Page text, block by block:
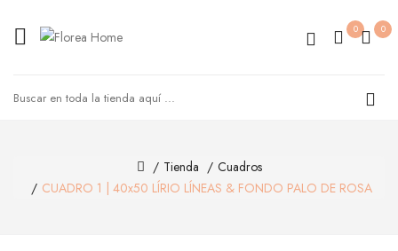
0 0
Tienda
Cuadros
CUADRO 1 | 40x50 LÍRIO LÍNEAS & FONDO PALO DE ROSA